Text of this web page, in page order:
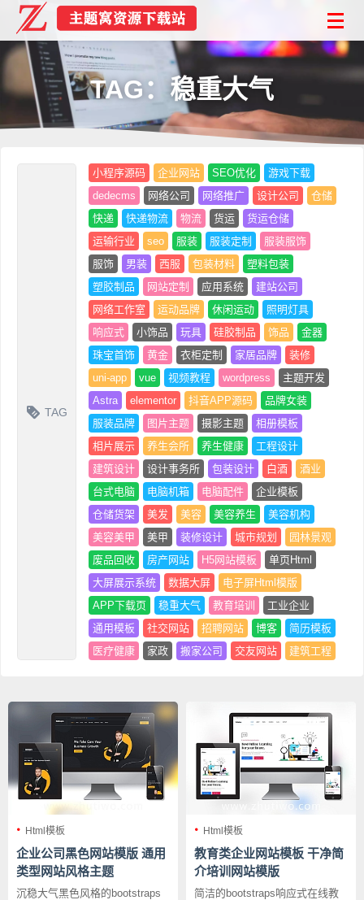
TAG：稳重大气
TAG
小程序源码 企业网站 SEO优化
游戏下载
dedecms
网络公司 网络推广 设计公司
仓储
快递
快递物流 物流 货运
货运仓储
运输行业
seo 服装 服装定制
服装服饰
服饰
男装 西服 包装材料
塑料包装
塑胶制品
网站定制 应用系统
建站公司
网络工作室
运动品牌 休闲运动
照明灯具
响应式
小饰品 玩具 硅胶制品 饰品
金器
珠宝首饰
黄金 衣柜定制 家居品牌
装修
uni-app
vue 视频教程 wordpress
主题开发
Astra
elementor 抖音APP源码
品牌女装
服装品牌
图片主题 摄影主题
相册模板
相片展示
养生会所 养生健康
工程设计
建筑设计
设计事务所 包装设计 白酒
酒业
台式电脑
电脑机箱 电脑配件
企业模板
仓储货架
美发 美容 美容养生
美容机构
美容美甲
美甲 装修设计 城市规划
园林景观
废品回收
房产网站 H5网站模板
单页Html
大屏展示系统
数据大屏
电子屏Html模版
APP下载页
稳重大气 教育培训
工业企业
通用模板
社交网站 招聘网站 博客
简历模板
医疗健康
家政 搬家公司 交友网站 建筑工程
Html模板
企业公司黑色网站模版 通用
类型网站风格主题
沉稳大气黑色风格的bootstraps
Html模板
教育类企业网站模板 干净简
介培训网站模版
简洁的bootstraps响应式在线教